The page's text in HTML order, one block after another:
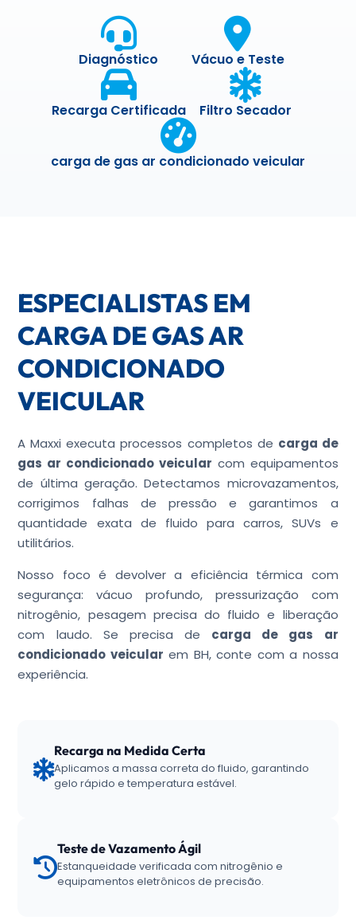
Diagnóstico Vácuo e Teste
Recarga Certificada Filtro Secador
carga de gas ar condicionado veicular
ESPECIALISTAS EM
CARGA DE GAS AR
CONDICIONADO
VEICULAR
A Maxxi executa processos completos de carga de
gas ar condicionado veicular com equipamentos
de última geração. Detectamos microvazamentos,
corrigimos falhas de pressão e garantimos a
quantidade exata de fluido para carros, SUVs e
utilitários.
Nosso foco é devolver a eficiência térmica com
segurança: vácuo profundo, pressurização com
nitrogênio, pesagem precisa do fluido e liberação
com laudo. Se precisa de carga de gas ar
condicionado veicular em BH, conte com a nossa
experiência.
Recarga na Medida Certa
Aplicamos a massa correta do fluido, garantindo
gelo rápido e temperatura estável.
Teste de Vazamento Ágil
Estanqueidade verificada com nitrogênio e
equipamentos eletrônicos de precisão.